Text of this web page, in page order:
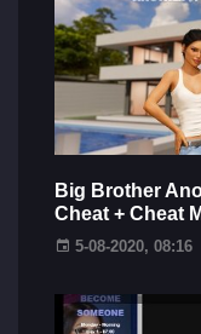
Big Brother
Cheat + Cheat
5-08-2020,